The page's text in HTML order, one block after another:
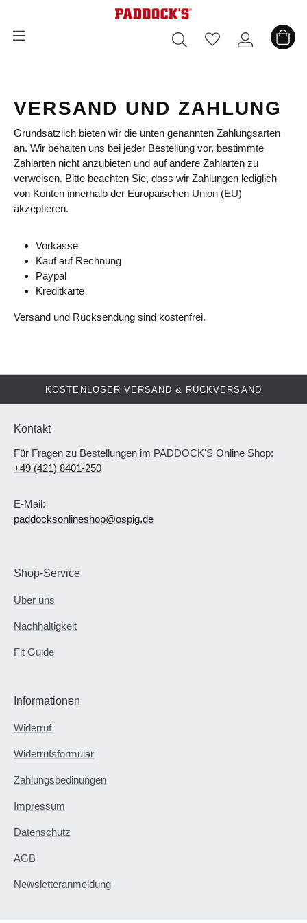
VERSAND UND ZAHLUNG
Grundsätzlich bieten wir die unten genannten Zahlungsarten
an. Wir behalten uns bei jeder Bestellung vor, bestimmte
Zahlarten nicht anzubieten und auf andere Zahlarten zu
verweisen. Bitte beachten Sie, dass wir Zahlungen lediglich
von Konten innerhalb der Europäischen Union (EU)
akzeptieren.
Vorkasse
Kauf auf Rechnung
Paypal
Kreditkarte
Versand und Rücksendung sind kostenfrei.
KOSTENLOSER VERSAND & RÜCKVERSAND
Kontakt
Für Fragen zu Bestellungen im PADDOCK'S Online Shop:
+49 (421) 8401-250
E-Mail:
paddocksonlineshop@ospig.de
Shop-Service
Über uns
Nachhaltigkeit
Fit Guide
Informationen
Widerruf
Widerrufsformular
Zahlungsbedinungen
Impressum
Datenschutz
AGB
Newsletteranmeldung